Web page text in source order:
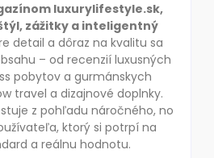
luxurylifestyle.sk,
zážitky a inteligentný
detail a dôraz na kvalitu sa
– od recenzií luxusných
pobytov a gurmánskych
travel a dizajnové doplnky.
z pohľadu náročného, no
ktorý si potrpí na
a reálnu hodnotu.